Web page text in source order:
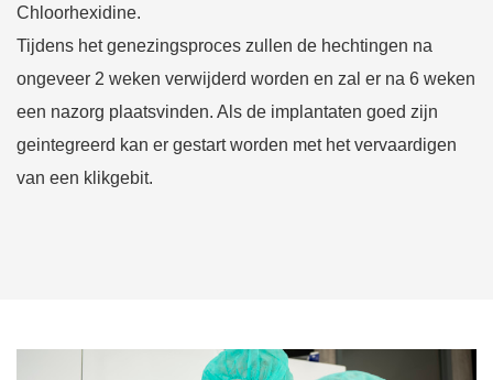
Chloorhexidine.
Tijdens het genezingsproces zullen de hechtingen na
ongeveer 2 weken verwijderd worden en zal er na 6 weken
een nazorg plaatsvinden. Als de implantaten goed zijn
geintegreerd kan er gestart worden met het vervaardigen
van een klikgebit.